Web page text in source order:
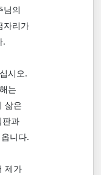
님의
자리가
.
시오.
는
삶은
판과
니다.
제가